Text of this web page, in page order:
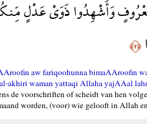
وَأَشْهِدُوا ذَوَيْ عَدْلٍ
﴿٢﴾
aw fariqoohunna bimaAAroofin
akhiri waman yattaqi Allaha yajAAal
de voorschriften of scheidt van hen
worden, (voor) wie gelooft in Allah